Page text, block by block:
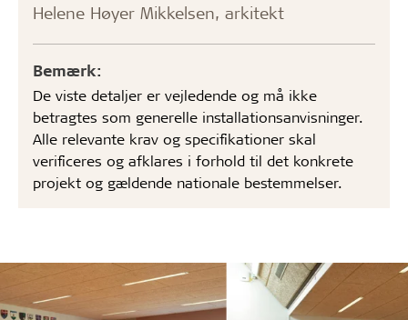
Helene Høyer Mikkelsen, arkitekt
Bemærk:
De viste detaljer er vejledende og må ikke
betragtes som generelle installationsanvisninger.
Alle relevante krav og specifikationer skal
verificeres og afklares i forhold til det konkrete
projekt og gældende nationale bestemmelser.